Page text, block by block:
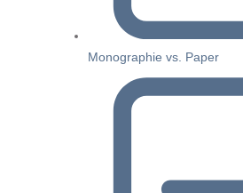
Monographie vs. Paper